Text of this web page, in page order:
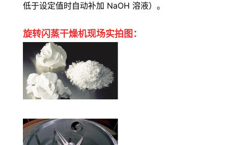
低于设定值时自动补加 NaOH 溶液）。
旋转闪蒸干燥机现场实拍图：